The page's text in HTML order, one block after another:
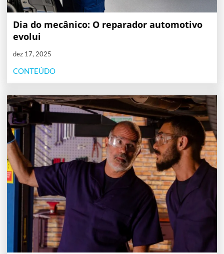
Dia do mecânico: O reparador automotivo
evolui
dez 17, 2025
CONTEÚDO